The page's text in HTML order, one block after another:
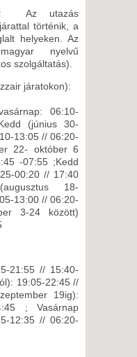
-
-
-
SZERDA -
-
-
-
Az utazás
történik, a
helyeken. Az
nyelvű
szolgáltatás).
járatokon):
06:10-
(június 30-
13:05 // 06:20-
22- október 6
-07:55 ;Kedd
00:20 // 17:40
18-
13:00 // 06:20-
3-24 között)
21:55 // 15:40-
19:05-22:45 //
19ig):
; Vasárnap
12:35 // 06:20-